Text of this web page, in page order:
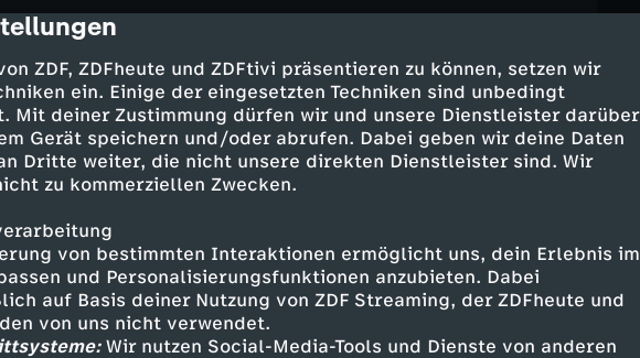
ZDF, ZDFheute und ZDFtivi präsentieren zu können, setzen wir
ein. Einige der eingesetzten Techniken sind unbedingt
Mit deiner Zustimmung dürfen wir und unsere Dienstleister darüber
Gerät speichern und/oder abrufen. Dabei geben wir deine Daten
Dritte weiter, die nicht unsere direkten Dienstleister sind. Wir
zu kommerziellen Zwecken.
von bestimmten Interaktionen ermöglicht uns, dein Erlebnis im
und Personalisierungsfunktionen anzubieten. Dabei
auf Basis deiner Nutzung von ZDF Streaming, der ZDFheute und
von uns nicht verwendet.
Wir nutzen Social-Media-Tools und Dienste von anderen
Süß und herzhaft